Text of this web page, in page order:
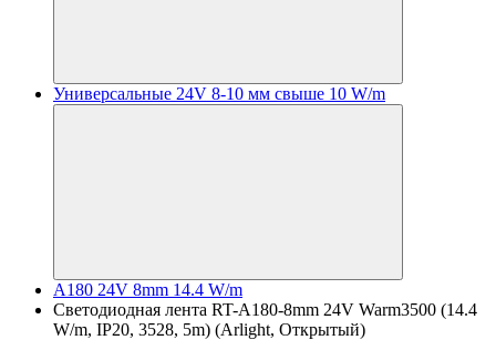
Универсальные 24V 8-10 мм свыше 10 W/m
A180 24V 8mm 14.4 W/m
Светодиодная лента RT-A180-8mm 24V Warm3500 (14.4
W/m, IP20, 3528, 5m) (Arlight, Открытый)